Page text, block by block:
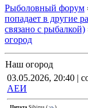
Рыболовный форум
попадает в другие
связано с рыбалкой)
огород
Наш огород
03.05.2026, 20:40 |
АЕИ